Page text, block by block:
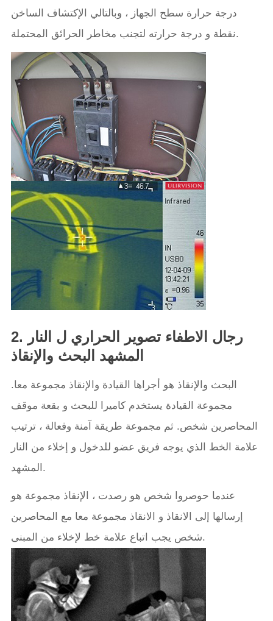
درجة حرارة سطح الجهاز ، وبالتالي الإكتشاف الساخن
نقطة و درجة حرارته لتجنب مخاطر الحرائق المحتملة.
2. رجال الاطفاء تصوير الحراري ل النار
المشهد البحث والإنقاذ
البحث والإنقاذ هو أجراها القيادة والإنقاذ مجموعة معا.
مجموعة القيادة يستخدم كاميرا للبحث و بقعة موقف
المحاصرين شخص. ثم مجموعة طريقة آمنة وفعالة ، ترتيب
علامة الخط الذي يوجه فريق عضو للدخول و إخلاء من النار
المشهد.
عندما حوصروا شخص هو رصدت ، الإنقاذ مجموعة هو
إرسالها إلى الانقاذ و الانقاذ مجموعة معا مع المحاصرين
شخص يجب اتباع علامة خط لإخلاء من المبنى.